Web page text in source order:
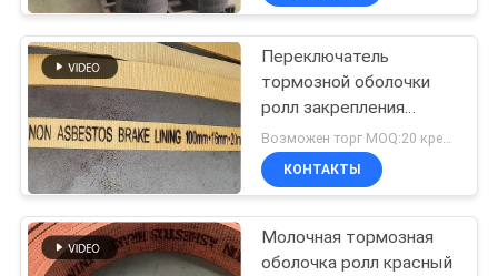
Переключатель
тормозной оболочки
ролл закрепления
Переключатель
тормозной оболочки
неасбестовой тканевой
КОНТАКТЫ
Молочная тормозная
оболочка ролл красный